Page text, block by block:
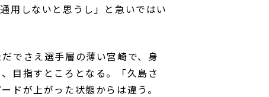
用しないと思うし」と急いではい
でさえ選手層の薄い宮崎で、身
目指すところとなる。「久島さ
ドが上がった状態からは違う。